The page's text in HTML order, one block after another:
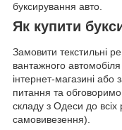
буксирування авто.
Як купити
Замовити текстильні
вантажного
інтернет-магазині
питання та обговоримо
складу з Одеси до всіх
самовивезення).